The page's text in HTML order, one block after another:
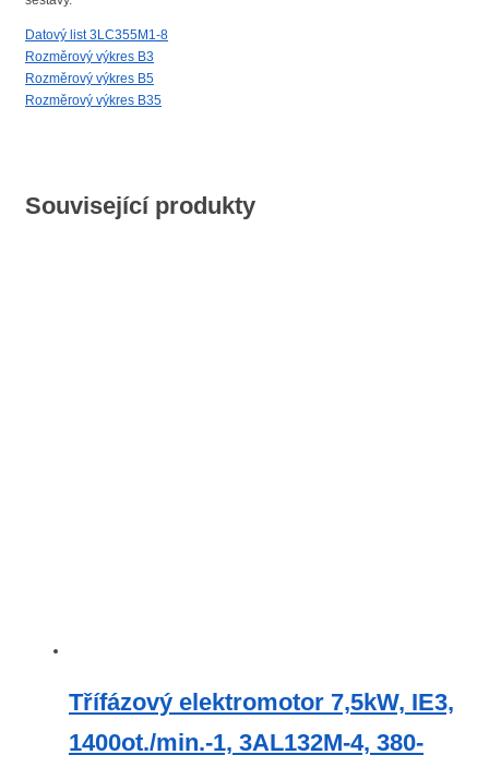
Datový list 3LC355M1-8
Rozměrový výkres B3
Rozměrový výkres B5
Rozměrový výkres B35
Související produkty
Třífázový elektromotor 7,5kW, IE3,
1400ot./min.-1, 3AL132M-4, 380-